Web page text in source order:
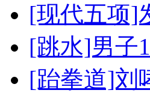
[现代五项]
[跳水]男子
[跆拳道]刘